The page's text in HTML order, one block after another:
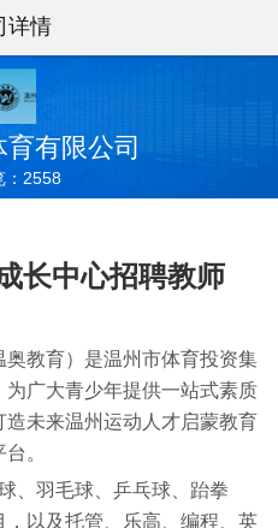
详情
有限公司
：2558
长中心招聘教师
教育）是温州市体育投资集
广大青少年提供一站式素质
未来温州运动人才启蒙教育
。
、 羽毛球、乒乓球、跆拳
以及托管、乐高、编程、英